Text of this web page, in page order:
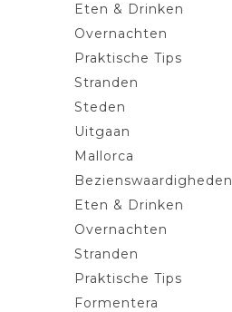
Eten & Drinken
Overnachten
Praktische Tips
Stranden
Steden
Uitgaan
Mallorca
Bezienswaardigheden
Eten & Drinken
Overnachten
Stranden
Praktische Tips
Formentera